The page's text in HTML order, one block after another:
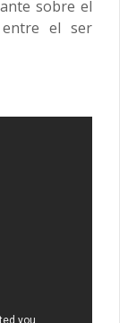
sobre el
el ser